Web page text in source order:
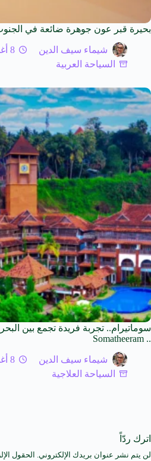
بحيرة قبر عون جوهرة ضائعة في
شيماء سيف الدين
8 أغسطس 2026
السياحة العربية
سوماتيرام.. تجربة فريدة تجمع بين البحر
.. Somatheeram
شيماء سيف الدين
8 أغسطس 2026
السياحة العلاجية
اترك ردّاً
لن يتم نشر عنوان بريدك الإلكتروني. الحقول
A